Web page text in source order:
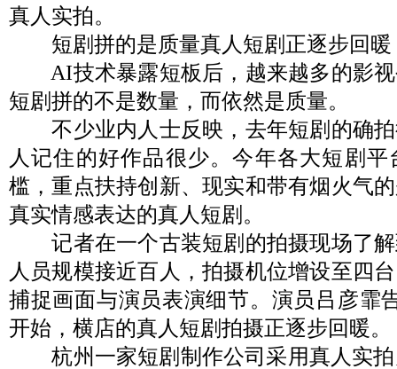
真人实拍。
短剧拼的是质量真人短剧正逐步回暖
AI技术暴露短板后，越来越多的影视
短剧拼的不是数量，而依然是质量。
不少业内人士反映，去年短剧的确拍
人记住的好作品很少。今年各大短剧
槛，重点扶持创新、现实和带有烟火气
真实情感表达的真人短剧。
记者在一个古装短剧的拍摄现场了解
人员规模接近百人，拍摄机位增设至四
捕捉画面与演员表演细节。演员吕彦霏
开始，横店的真人短剧拍摄正逐步回暖。
杭州一家短剧制作公司采用真人实拍